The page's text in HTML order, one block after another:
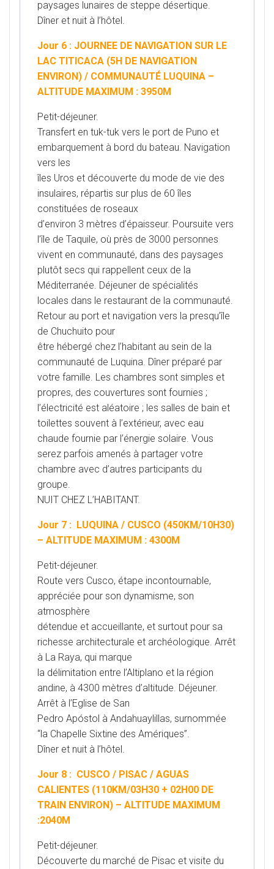
paysages lunaires de steppe désertique.
Dîner et nuit à l’hôtel.
Jour 6 : JOURNEE DE NAVIGATION SUR LE
LAC TITICACA (5H DE NAVIGATION
ENVIRON) / COMMUNAUTÉ LUQUINA –
ALTITUDE MAXIMUM : 3950M
Petit-déjeuner.
Transfert en tuk-tuk vers le port de Puno et
embarquement à bord du bateau. Navigation
vers les
îles Uros et découverte du mode de vie des
insulaires, répartis sur plus de 60 îles
constituées de roseaux
d’environ 3 mètres d’épaisseur. Poursuite vers
l’île de Taquile, où près de 3000 personnes
vivent en communauté, dans des paysages
plutôt secs qui rappellent ceux de la
Méditerranée. Déjeuner de spécialités
locales dans le restaurant de la communauté.
Retour au port et navigation vers la presqu’île
de Chuchuito pour
être hébergé chez l’habitant au sein de la
communauté de Luquina. Dîner préparé par
votre famille. Les chambres sont simples et
propres, des couvertures sont fournies ;
l’électricité est aléatoire ; les salles de bain et
toilettes souvent à l’extérieur, avec eau
chaude fournie par l’énergie solaire. Vous
serez parfois amenés à partager votre
chambre avec d’autres participants du
groupe.
NUIT CHEZ L’HABITANT.
Jour 7 : LUQUINA / CUSCO (450KM/10H30)
– ALTITUDE MAXIMUM : 4300M
Petit-déjeuner.
Route vers Cusco, étape incontournable,
appréciée pour son dynamisme, son
atmosphère
détendue et accueillante, et surtout pour sa
richesse architecturale et archéologique. Arrêt
à La Raya, qui marque
la délimitation entre l’Altiplano et la région
andine, à 4300 mètres d’altitude. Déjeuner.
Arrêt à l’Eglise de San
Pedro Apóstol à Andahuaylillas, surnommée
“la Chapelle Sixtine des Amériques”.
Dîner et nuit à l’hôtel.
Jour 8 : CUSCO / PISAC / AGUAS
CALIENTES (110KM/03H30 + 02H00 DE
TRAIN ENVIRON) – ALTITUDE MAXIMUM
:2040M
Petit-déjeuner.
Découverte du marché de Pisac et visite du